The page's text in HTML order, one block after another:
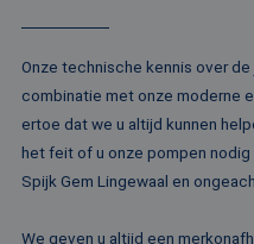
Onze technische kennis over
combinatie met onze moderne
ertoe dat we u altijd kunnen
het feit of u onze pompen
Spijk Gem Lingewaal en
We geven u altijd een